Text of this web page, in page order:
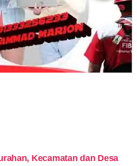
Kecamatan dan Desa